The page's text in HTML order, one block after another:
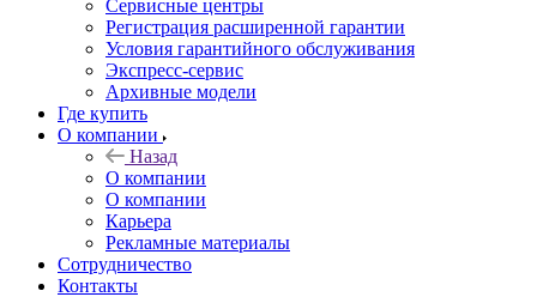
Сервисные центры
Регистрация расширенной гарантии
Условия гарантийного обслуживания
Экспресс-сервис
Архивные модели
Где купить
О компании
Назад
О компании
О компании
Карьера
Рекламные материалы
Сотрудничество
Контакты